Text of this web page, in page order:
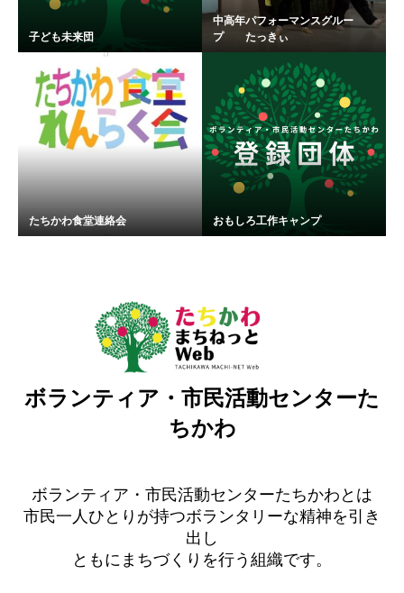
子ども未来団
中高年パフォーマンスグルー
プ たっきぃ
たちかわ食堂連絡会 おもしろ工作キャンプ
ボランティア・市民活動センターた
ちかわ
ボランティア・市民活動センターたちかわとは
市民一人ひとりが持つボランタリーな精神を引き
出し
ともにまちづくりを行う組織です。